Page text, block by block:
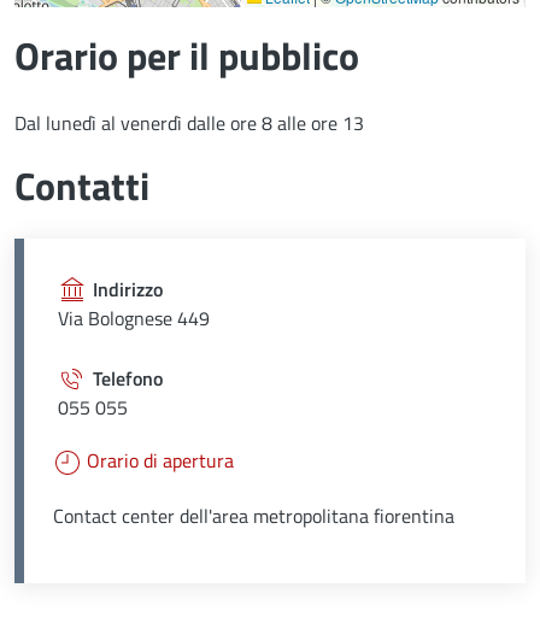
Orario per il pubblico
Dal lunedì al venerdì dalle ore 8 alle ore 13
Contatti
Indirizzo
Via Bolognese 449
Telefono
055 055
Orario di apertura
Contact center dell'area metropolitana fiorentina